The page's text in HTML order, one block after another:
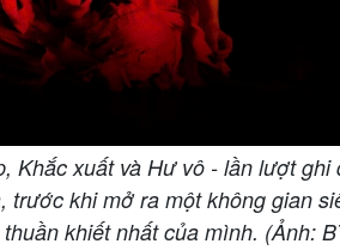
Khắc xuất và Hư vô - lần lượt
trước khi mở ra một không gian
khiết nhất của mình. (Ảnh: